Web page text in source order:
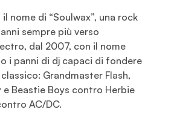
nome di “Soulwax”, una rock
sempre più verso
dal 2007, con il nome
i panni di dj capaci di fondere
Grandmaster Flash,
e Beastie Boys contro Herbie
AC/DC.